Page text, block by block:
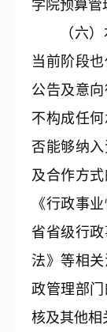
学院预算管
（六
当前阶段
公告及意
不构成任
否能够纳
及合作方
《行政事
省省级行
法》等相
政管理部
核及其他相